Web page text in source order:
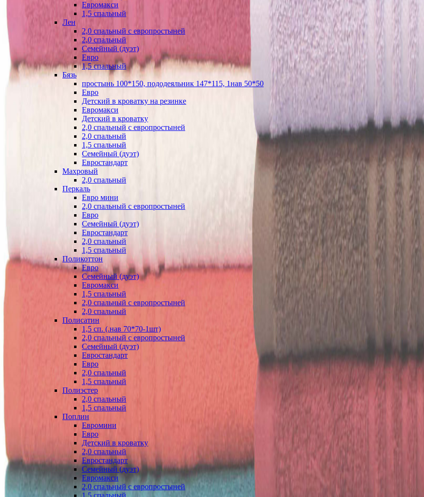
Евромакси
1,5 спальный
Лен
2,0 спальный с европростыней
2,0 спальный
Семейный (дуэт)
Евро
1,5 спальный
Бязь
простынь 100*150, пододеяльник 147*115, 1нав 50*50
Евро
Детский в кроватку на резинке
Евромакси
Детский в кроватку
2,0 спальный с европростыней
2,0 спальный
1,5 спальный
Семейный (дуэт)
Евростандарт
Махровый
2,0 спальный
Перкаль
Евро мини
2,0 спальный с европростыней
Евро
Семейный (дуэт)
Евростандарт
2,0 спальный
1,5 спальный
Поликоттон
Евро
Семейный (дуэт)
Евромакси
1,5 спальный
2,0 спальный с европростыней
2,0 спальный
Полисатин
1,5 сп. (.нав 70*70-1шт)
2,0 спальный с европростыней
Семейный (дуэт)
Евростандарт
Евро
2,0 спальный
1,5 спальный
Полиэстер
2,0 спальный
1,5 спальный
Поплин
Евромини
Евро
Детский в кроватку
2,0 спальный
Евростандарт
Семейный (дуэт)
Евромакси
2,0 спальный с европростыней